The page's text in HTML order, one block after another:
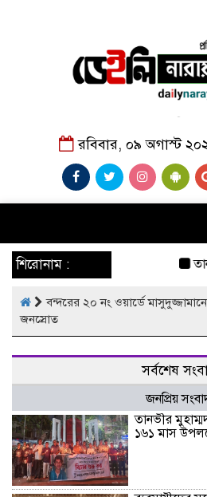
রবিবার, ০৯ অগাস্ট
শিরোনাম :
বন্দরের ২০ নং ওয়ার্ডে
জনস্রোত
সর্বশেষ
জনপ্রিয়
তানভীর
১৬১ মাস